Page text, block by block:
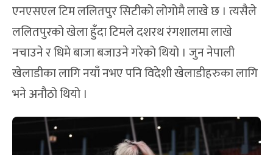
एनएसएल टिम ललितपुर सिटीको लोगोमै लाखे छ । त्यसैले
ललितपुरको खेला हुँदा टिमले दशरथ रंगशालमा लाखे
नचाउने र धिमे बाजा बजाउने गरेको थियो । जुन नेपाली
खेलाडीका लागि नयाँ नभए पनि विदेशी खेलाडीहरुका लागि
भने अनौठो थियो ।